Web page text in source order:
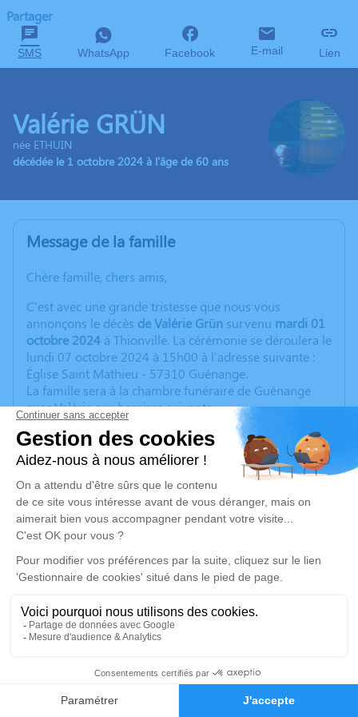
Faire-part Hommages
Partager
SMS WhatsApp Facebook E-mail Lien
Valérie GRÜN
née ETHUIN
décédée le 1 octobre 2024 à l'âge de 60 ans
Message de la famille
Chère famille, chers amis,
C'est avec une grande tristesse que nous vous
annonçons le décès de Valérie Grün survenu mardi 01
octobre 2024 à Thionville. La cérémonie se déroulera le
lundi 07 octobre 2024 à 15h00 à l'adresse suivante :
Église Saint Mathieu - 57310 Guénange.
La famille sera à la chambre funéraire de Guénange
avec Valérie aux horaires suivants:
jeudi 03/10 de 15h à 18h
vendredi 04/10, samedi 05/10 et dimanche 06/10 de
lundi 07/10 de 10h à 12h et à 14h avant la cérémonie
religieuse.
Cet espace privé est destiné à recueillir vos
condoléances ou le souvenir d’un moment passé.
Un service de plantation d’arbre hommage est
disponible ici.
Je rends hommage